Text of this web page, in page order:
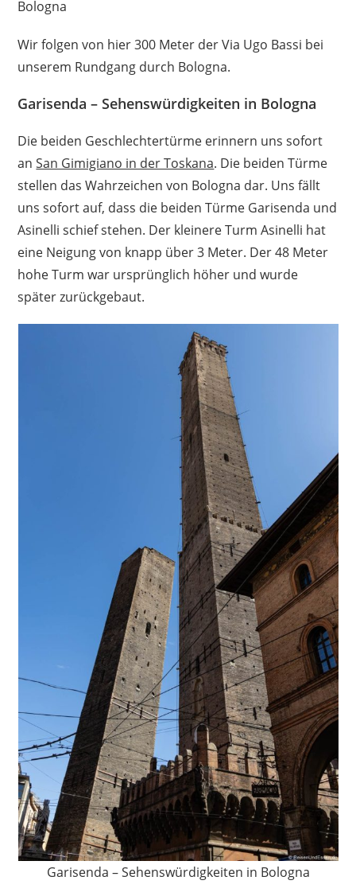
Bologna
Wir folgen von hier 300 Meter der Via Ugo Bassi bei
unserem Rundgang durch Bologna.
Garisenda – Sehenswürdigkeiten in Bologna
Die beiden Geschlechtertürme erinnern uns sofort
anSan Gimigiano in der Toskana. Die beiden Türme
stellen das Wahrzeichen von Bologna dar. Uns fällt
uns sofort auf, dass die beiden Türme Garisenda und
Asinelli schief stehen. Der kleinere Turm Asinelli hat
eine Neigung von knapp über 3 Meter. Der 48 Meter
hohe Turm war ursprünglich höher und wurde
später zurückgebaut.
Garisenda – Sehenswürdigkeiten in Bologna